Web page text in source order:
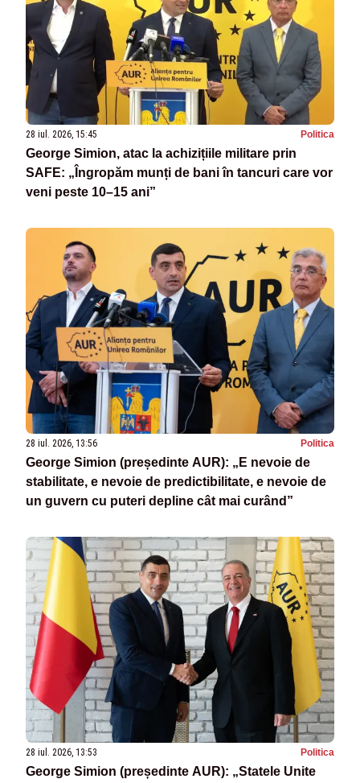
28 iul. 2026, 15:45 Politica
George Simion, atac la achizițiile militare prin
SAFE: „Îngropăm munți de bani în tancuri care vor
veni peste 10–15 ani”
28 iul. 2026, 13:56 Politica
George Simion (președinte AUR): „E nevoie de
stabilitate, e nevoie de predictibilitate, e nevoie de
un guvern cu puteri depline cât mai curând”
28 iul. 2026, 13:53 Politica
George Simion (președinte AUR): „Statele Unite